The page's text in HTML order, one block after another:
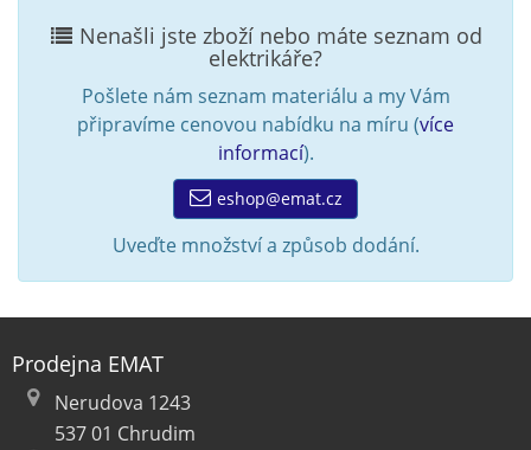
Nenašli jste zboží nebo máte seznam od
elektrikáře?
Pošlete nám seznam materiálu a my Vám
připravíme cenovou nabídku na míru (více
informací).
eshop@emat.cz
Uveďte množství a způsob dodání.
Prodejna EMAT
Nerudova 1243
537 01 Chrudim